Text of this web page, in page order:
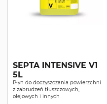
SEPTA INTENSIVE V1
5L
Płyn do doczyszczania powierzchni
z zabrudzeń tłuszczowych,
olejowych i innych